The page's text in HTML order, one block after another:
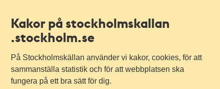
Kakor på stockholmskallan
.stockholm.se
På Stockholmskällan använder vi kakor, cookies, för att
sammanställa statistik och för att webbplatsen ska
fungera på ett bra sätt för dig.